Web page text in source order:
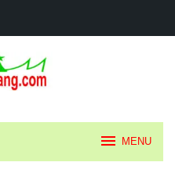
MENU